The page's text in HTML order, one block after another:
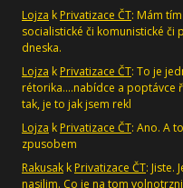
Lojza k Privatizace ČT: Mám
socialistické či komunistické či
dneska.
Lojza k Privatizace ČT: To je
rétorika....nabídce a poptávce
tak, je to jak jsem rekl
Lojza k Privatizace ČT: Ano. A
zpusobem
Rakusak k Privatizace ČT: Jiste.
nasilim. Co je na tom